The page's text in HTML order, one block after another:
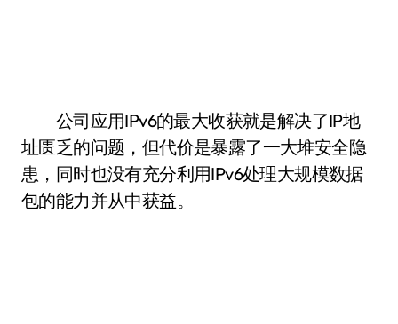
公司应用IPv6的最大收获就是解决了IP地
址匮乏的问题，但代价是暴露了一大堆安全隐
患，同时也没有充分利用IPv6处理大规模数据
包的能力并从中获益。